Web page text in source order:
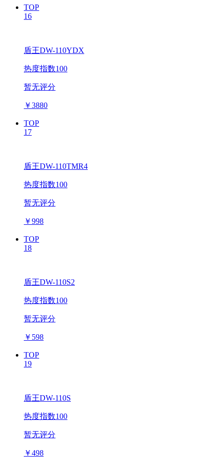
TOP
16
盾王DW-110YDX
热度指数100
暂无评分
￥3880
TOP
17
盾王DW-110TMR4
热度指数100
暂无评分
￥998
TOP
18
盾王DW-110S2
热度指数100
暂无评分
￥ 598
TOP
19
盾王DW-110S
热度指数100
暂无评分
￥498